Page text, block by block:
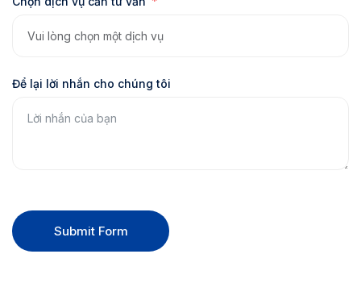
Để lại lời nhắn cho chúng tôi
Submit Form